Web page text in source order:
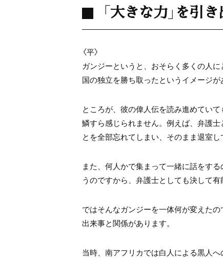
「大きな力」を引
〈平〉
ガンジーというと、おそらく多くの人
国の独立を勝ち取ったというイメージが
ところが、彼の偉人伝を読み進めてい
鱗すら感じられません。例えば、弁護
とを全部忘れてしまい、そのまま退室し
また、何人かで集まって一緒に話をす
うのですから、弁護士としても決して
ではそんなガンジーを一体何が変えた
出来事と関係があります。
当時、南アフリカでは白人による黒人